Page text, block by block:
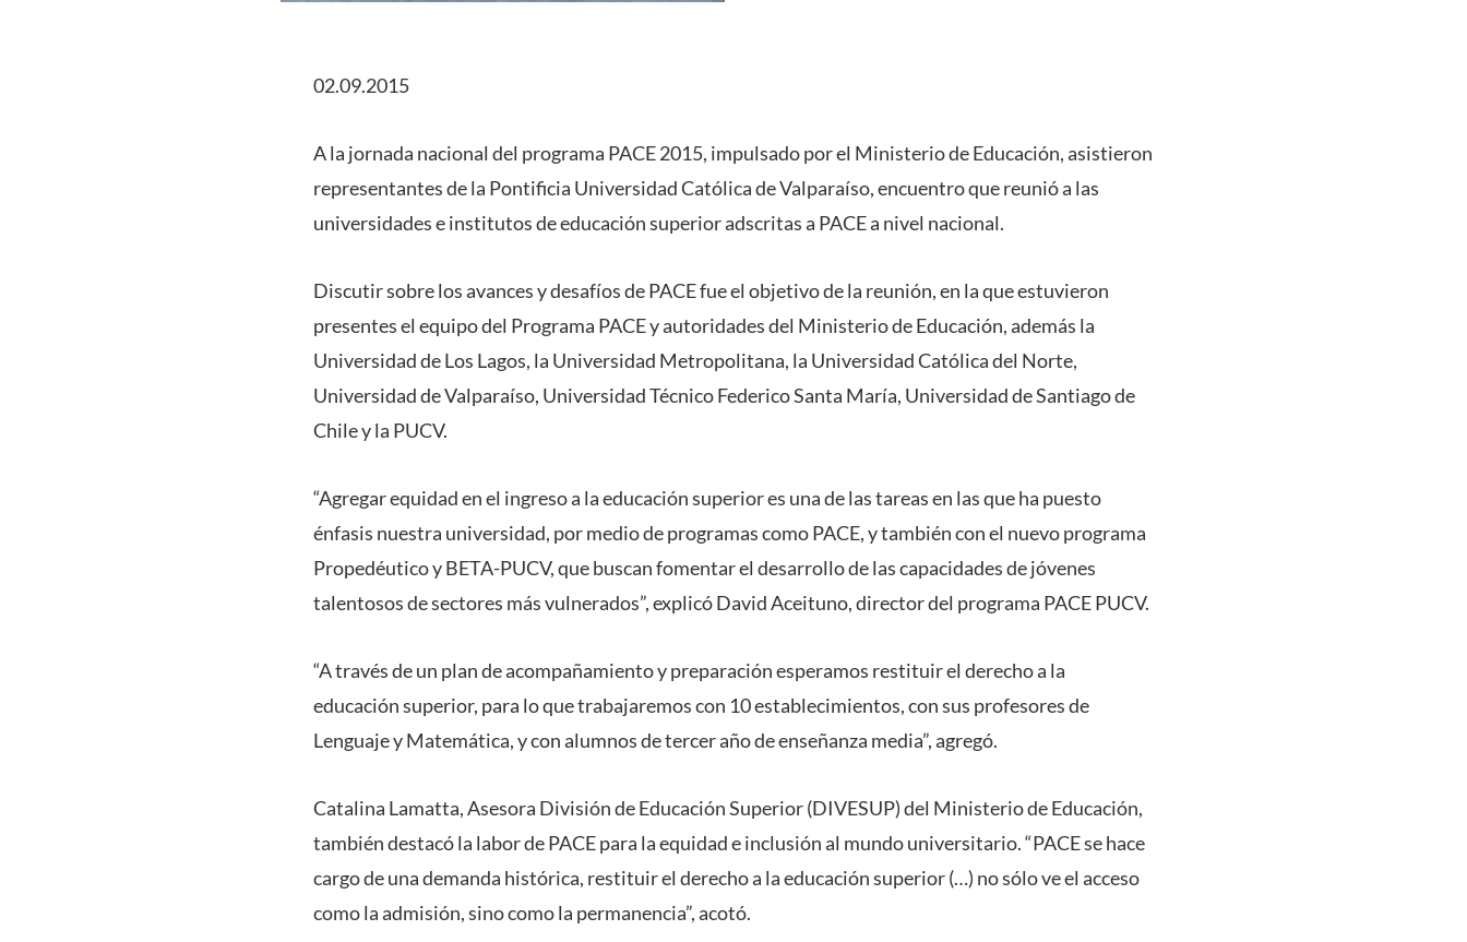
02.09.2015
A la jornada nacional del programa PACE 2015, impulsado por el Ministerio de Educación, asistieron
representantes de la Pontificia Universidad Católica de Valparaíso, encuentro que reunió a las
universidades e institutos de educación superior adscritas a PACE a nivel nacional.
Discutir sobre los avances y desafíos de PACE fue el objetivo de la reunión, en la que estuvieron
presentes el equipo del Programa PACE y autoridades del Ministerio de Educación, además la
Universidad de Los Lagos, la Universidad Metropolitana, la Universidad Católica del Norte,
Universidad de Valparaíso, Universidad Técnico Federico Santa María, Universidad de Santiago de
Chile y la PUCV.
“Agregar equidad en el ingreso a la educación superior es una de las tareas en las que ha puesto
énfasis nuestra universidad, por medio de programas como PACE, y también con el nuevo programa
Propedéutico y BETA-PUCV, que buscan fomentar el desarrollo de las capacidades de jóvenes
talentosos de sectores más vulnerados”, explicó David Aceituno, director del programa PACE PUCV.
“A través de un plan de acompañamiento y preparación esperamos restituir el derecho a la
educación superior, para lo que trabajaremos con 10 establecimientos, con sus profesores de
Lenguaje y Matemática, y con alumnos de tercer año de enseñanza media”, agregó.
Catalina Lamatta, Asesora División de Educación Superior (DIVESUP) del Ministerio de Educación,
también destacó la labor de PACE para la equidad e inclusión al mundo universitario. “PACE se hace
cargo de una demanda histórica, restituir el derecho a la educación superior (…) no sólo ve el acceso
como la admisión, sino como la permanencia”, acotó.